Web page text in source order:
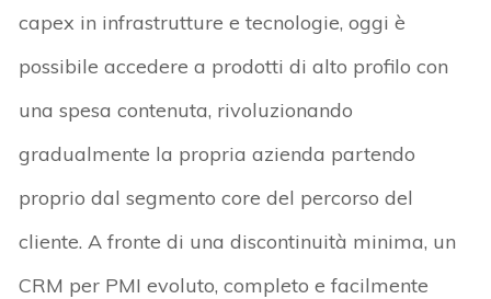
capex in infrastrutture e tecnologie, oggi è
possibile accedere a prodotti di alto profilo con
una spesa contenuta, rivoluzionando
gradualmente la propria azienda partendo
proprio dal segmento core del percorso del
cliente. A fronte di una discontinuità minima, un
CRM per PMI evoluto, completo e facilmente